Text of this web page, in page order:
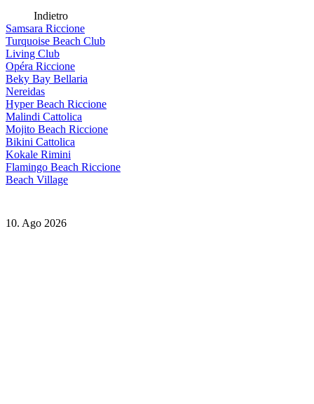
Indietro
Samsara Riccione
Turquoise Beach Club
Living Club
Opéra Riccione
Beky Bay Bellaria
Nereidas
Hyper Beach Riccione
Malindi Cattolica
Mojito Beach Riccione
Bikini Cattolica
Kokale Rimini
Flamingo Beach Riccione
Beach Village
10. Ago 2026